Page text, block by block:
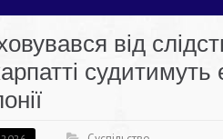
від
судитимуть